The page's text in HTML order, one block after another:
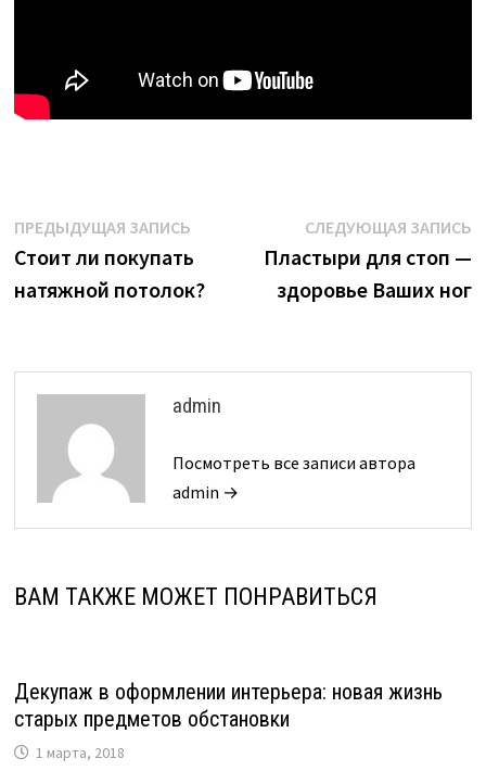
Навигация
по
ПРЕДЫДУЩАЯ ЗАПИСЬПредыдущая
запись:
Стоит ли покупать
натяжной потолок?
СЛЕДУЮЩАЯ ЗАПИСЬ
Пластыри для стоп —
здоровье Ваших ног
admin
Посмотреть все записи автора
admin →
ВАМ ТАКЖЕ МОЖЕТ ПОНРАВИТЬСЯ
Декупаж в оформлении интерьера: новая жизнь
старых предметов обстановки
1 марта, 2018